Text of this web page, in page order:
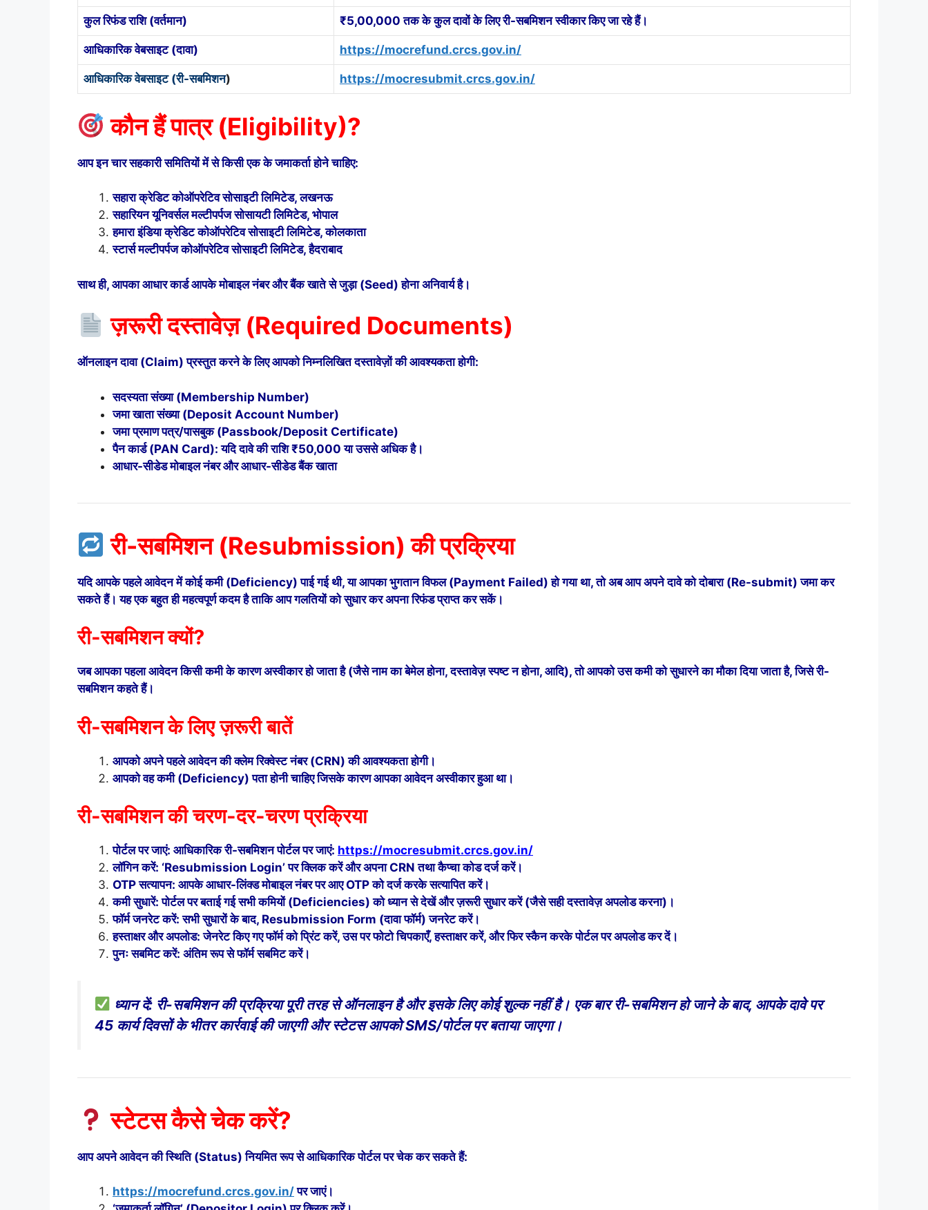
कुल रिफंड राशि (वर्तमान) ₹5,00,000 तक के कुल दावों के लिए री-सबमिशन स्वीकार किए जा रहे हैं।
आधिकारिक वेबसाइट (दावा) https://mocrefund.crcs.gov.in/
आधिकारिक वेबसाइट (री-सबमिशन) https://mocresubmit.crcs.gov.in/
कौन हैं पात्र (Eligibility)?
आप इन चार सहकारी समितियों में से किसी एक के जमाकर्ता होने चाहिए:
सहारा क्रेडिट कोऑपरेटिव सोसाइटी लिमिटेड, लखनऊ
सहारियन यूनिवर्सल मल्टीपर्पज सोसायटी लिमिटेड, भोपाल
हमारा इंडिया क्रेडिट कोऑपरेटिव सोसाइटी लिमिटेड, कोलकाता
स्टार्स मल्टीपर्पज कोऑपरेटिव सोसाइटी लिमिटेड, हैदराबाद
साथ ही, आपका आधार कार्ड आपके मोबाइल नंबर और बैंक खाते से जुड़ा (Seed) होना अनिवार्य है।
ज़रूरी दस्तावेज़ (Required Documents)
ऑनलाइन दावा (Claim) प्रस्तुत करने के लिए आपको निम्नलिखित दस्तावेज़ों की आवश्यकता होगी:
सदस्यता संख्या (Membership Number)
जमा खाता संख्या (Deposit Account Number)
जमा प्रमाण पत्र/पासबुक (Passbook/Deposit Certificate)
पैन कार्ड (PAN Card): यदि दावे की राशि ₹50,000 या उससे अधिक है।
आधार-सीडेड मोबाइल नंबर और आधार-सीडेड बैंक खाता
री-सबमिशन (Resubmission) की प्रक्रिया
यदि आपके पहले आवेदन में कोई कमी (Deficiency) पाई गई थी, या आपका भुगतान विफल (Payment Failed) हो गया था, तो अब आप अपने दावे को दोबारा (Re-submit) जमा कर
सकते हैं। यह एक बहुत ही महत्वपूर्ण कदम है ताकि आप गलतियों को सुधार कर अपना रिफंड प्राप्त कर सकें।
री-सबमिशन क्यों?
जब आपका पहला आवेदन किसी कमी के कारण अस्वीकार हो जाता है (जैसे नाम का बेमेल होना, दस्तावेज़ स्पष्ट न होना, आदि), तो आपको उस कमी को सुधारने का मौका दिया जाता है, जिसे री-
सबमिशन कहते हैं।
री-सबमिशन के लिए ज़रूरी बातें
आपको अपने पहले आवेदन की क्लेम रिक्वेस्ट नंबर (CRN) की आवश्यकता होगी।
आपको वह कमी (Deficiency) पता होनी चाहिए जिसके कारण आपका आवेदन अस्वीकार हुआ था।
री-सबमिशन की चरण-दर-चरण प्रक्रिया
पोर्टल पर जाएं: आधिकारिक री-सबमिशन पोर्टल पर जाएं: https://mocresubmit.crcs.gov.in/
लॉगिन करें: ‘Resubmission Login’ पर क्लिक करें और अपना CRN तथा कैप्चा कोड दर्ज करें।
OTP सत्यापन: आपके आधार-लिंक्ड मोबाइल नंबर पर आए OTP को दर्ज करके सत्यापित करें।
कमी सुधारें: पोर्टल पर बताई गई सभी कमियों (Deficiencies) को ध्यान से देखें और ज़रूरी सुधार करें (जैसे सही दस्तावेज़ अपलोड करना)।
फॉर्म जनरेट करें: सभी सुधारों के बाद, Resubmission Form (दावा फॉर्म) जनरेट करें।
हस्ताक्षर और अपलोड: जेनरेट किए गए फॉर्म को प्रिंट करें, उस पर फोटो चिपकाएँ, हस्ताक्षर करें, और फिर स्कैन करके पोर्टल पर अपलोड कर दें।
पुनः सबमिट करें: अंतिम रूप से फॉर्म सबमिट करें।
ध्यान दें: री-सबमिशन की प्रक्रिया पूरी तरह से ऑनलाइन है और इसके लिए कोई शुल्क नहीं है। एक बार री-सबमिशन हो जाने के बाद, आपके दावे पर
45 कार्य दिवसों के भीतर कार्रवाई की जाएगी और स्टेटस आपको SMS/पोर्टल पर बताया जाएगा।
स्टेटस कैसे चेक करें?
आप अपने आवेदन की स्थिति (Status) नियमित रूप से आधिकारिक पोर्टल पर चेक कर सकते हैं:
https://mocrefund.crcs.gov.in/ पर जाएं।